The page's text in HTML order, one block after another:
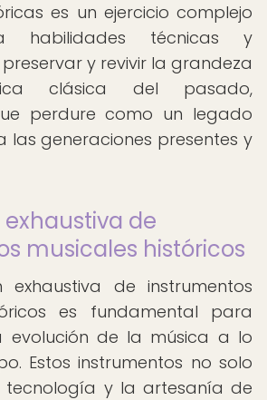
es un ejercicio complejo
habilidades técnicas y
y revivir la grandeza
clásica del pasado,
perdure como un legado
las generaciones presentes y
exhaustiva de
musicales históricos
exhaustiva de instrumentos
es fundamental para
evolución de la música a lo
Estos instrumentos no solo
tecnología y la artesanía de